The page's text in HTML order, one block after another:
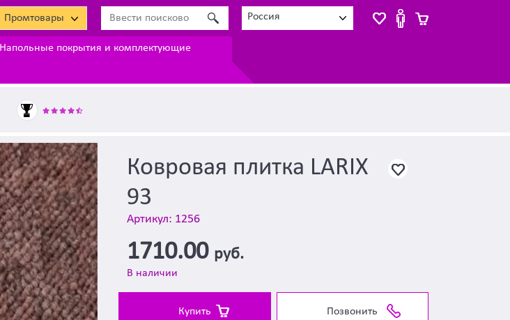
Промтовары Россия
Напольные покрытия и комплектующие
Ковровая плитка LARIX
93
Артикул: 1256
1710.00 руб.
В наличии
Купить Позвонить